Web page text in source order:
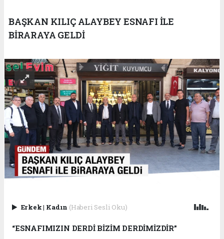
BAŞKAN KILIÇ ALAYBEY ESNAFI İLE
BİRARAYA GELDİ
Erkek| Kadın (Haberi Sesli Oku)
“ESNAFIMIZIN DERDİ BİZİM DERDİMİZDİR”